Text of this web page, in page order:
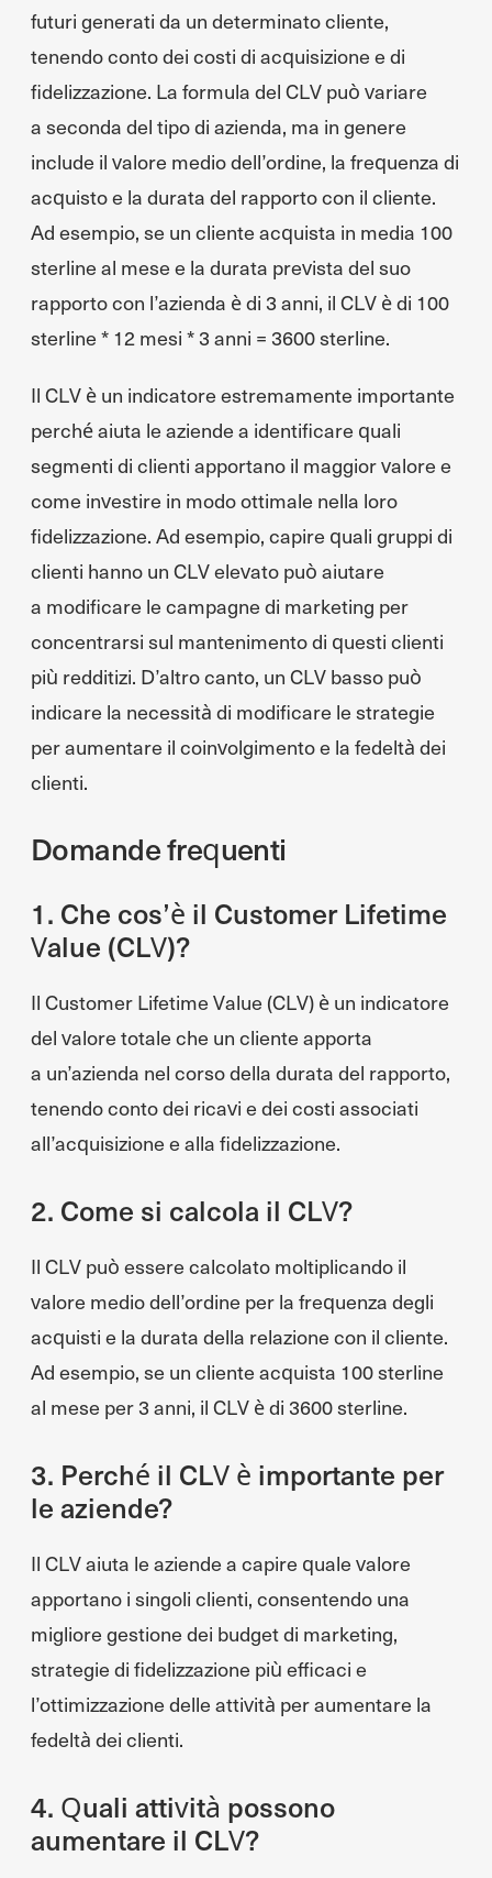
futuri generati da un determinato cliente,
tenendo conto dei costi di acquisizione e di
fidelizzazione. La formula del CLV può variare
a seconda del tipo di azienda, ma in genere
include il valore medio dell’ordine, la frequenza di
acquisto e la durata del rapporto con il cliente.
Ad esempio, se un cliente acquista in media 100
sterline al mese e la durata prevista del suo
rapporto con l’azienda è di 3 anni, il CLV è di 100
sterline * 12 mesi * 3 anni = 3600 sterline.
Il CLV è un indicatore estremamente importante
perché aiuta le aziende a identificare quali
segmenti di clienti apportano il maggior valore e
come investire in modo ottimale nella loro
fidelizzazione. Ad esempio, capire quali gruppi di
clienti hanno un CLV elevato può aiutare
a modificare le campagne di marketing per
concentrarsi sul mantenimento di questi clienti
più redditizi. D’altro canto, un CLV basso può
indicare la necessità di modificare le strategie
per aumentare il coinvolgimento e la fedeltà dei
clienti.
Domande frequenti
1. Che cos’è il Customer Lifetime
Value (CLV)?
Il Customer Lifetime Value (CLV) è un indicatore
del valore totale che un cliente apporta
a un’azienda nel corso della durata del rapporto,
tenendo conto dei ricavi e dei costi associati
all’acquisizione e alla fidelizzazione.
2. Come si calcola il CLV?
Il CLV può essere calcolato moltiplicando il
valore medio dell’ordine per la frequenza degli
acquisti e la durata della relazione con il cliente.
Ad esempio, se un cliente acquista 100 sterline
al mese per 3 anni, il CLV è di 3600 sterline.
3. Perché il CLV è importante per
le aziende?
Il CLV aiuta le aziende a capire quale valore
apportano i singoli clienti, consentendo una
migliore gestione dei budget di marketing,
strategie di fidelizzazione più efficaci e
l’ottimizzazione delle attività per aumentare la
fedeltà dei clienti.
4. Quali attività possono
aumentare il CLV?